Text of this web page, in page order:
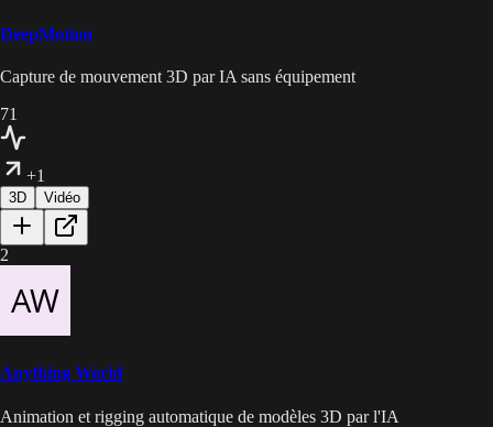
DeepMotion
Capture de mouvement 3D par IA sans équipement
71
+1
3D Vidéo
2
Anything World
Animation et rigging automatique de modèles 3D par l'IA